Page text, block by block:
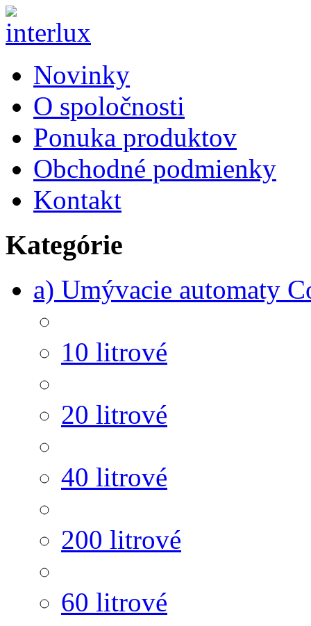
Novinky
O spoločnosti
Ponuka produktov
Obchodné podmienky
Kontakt
Kategórie
a) Umývacie automaty
10 litrové
20 litrové
40 litrové
200 litrové
60 litrové